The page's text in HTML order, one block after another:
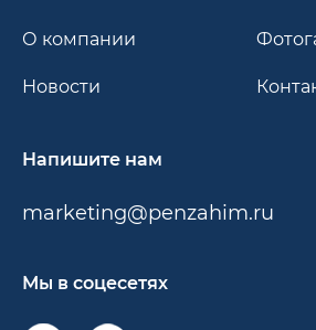
О компании
Новости
Напишите нам
marketing@penzahim.ru
Мы в соцесетях